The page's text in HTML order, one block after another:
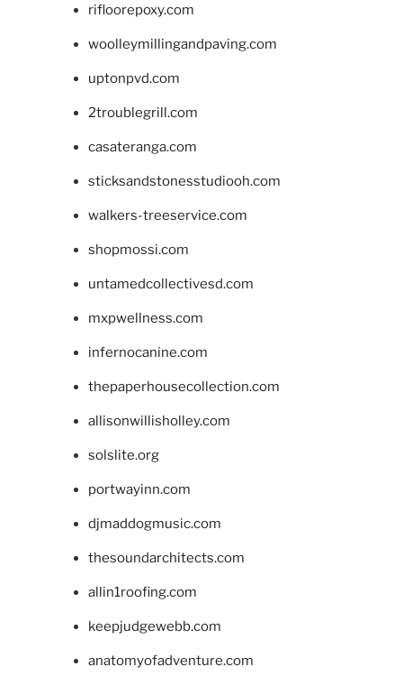
rifloorepoxy.com
woolleymillingandpaving.com
uptonpvd.com
2troublegrill.com
casateranga.com
sticksandstonesstudiooh.com
walkers-treeservice.com
shopmossi.com
untamedcollectivesd.com
mxpwellness.com
infernocanine.com
thepaperhousecollection.com
allisonwillisholley.com
solslite.org
portwayinn.com
djmaddogmusic.com
thesoundarchitects.com
allin1roofing.com
keepjudgewebb.com
anatomyofadventure.com